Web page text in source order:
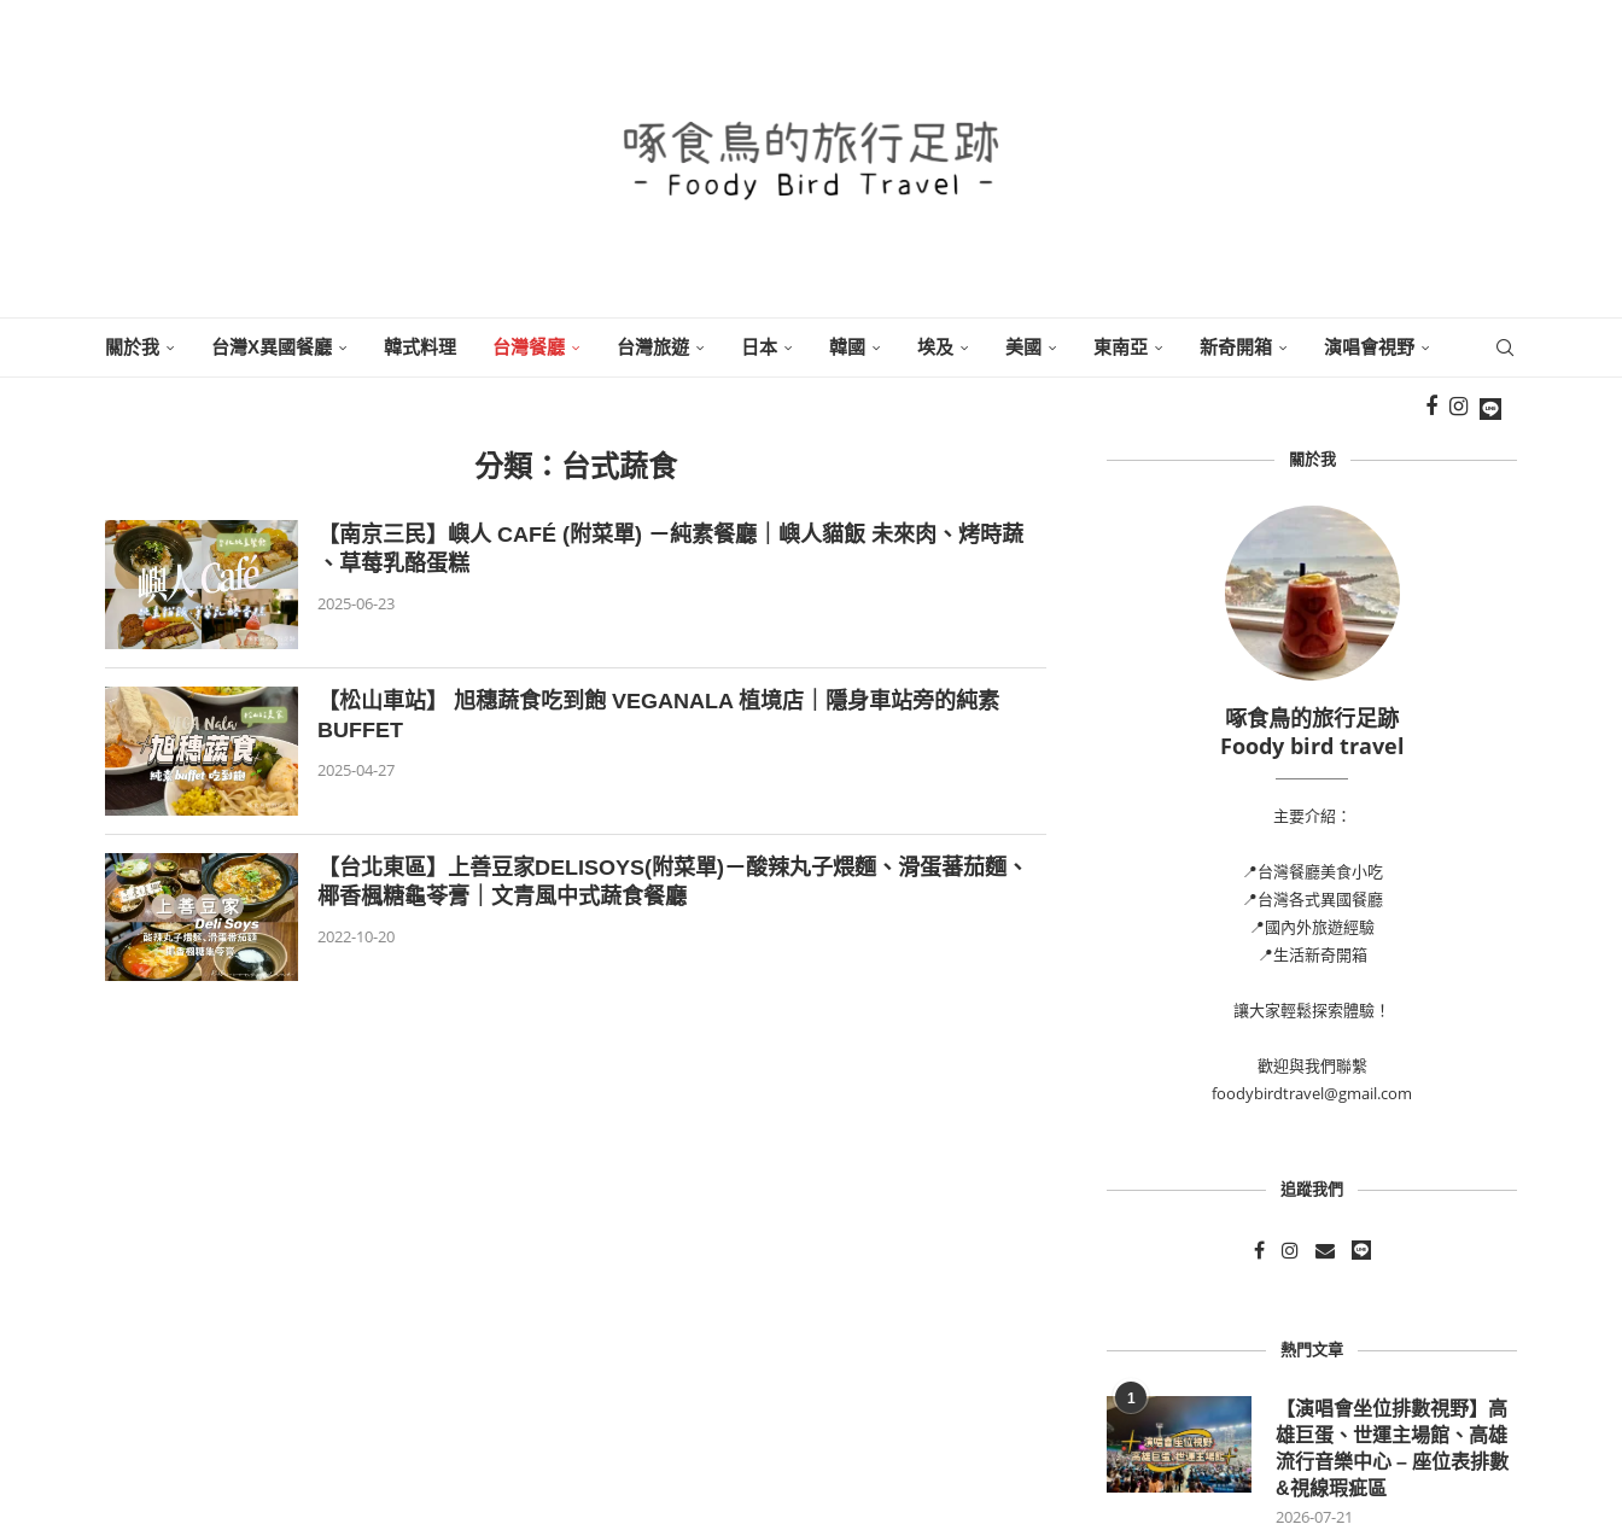
關於我 台灣X異國餐廳 韓式料理 台灣餐廳 台灣旅遊 日本 韓國 埃及 美國 東南亞 新奇開箱 演唱會視野
分類： 台式蔬食
【南京三民】嶼人 CAFÉ (附菜單) －純素餐廳｜嶼人貓飯 未來肉、烤時蔬
、草莓乳酪蛋糕
2025-06-23
【松山車站】 旭穗蔬食吃到飽 VEGANALA 植境店｜隱身車站旁的純素
BUFFET
2025-04-27
【台北東區】上善豆家DELISOYS(附菜單)－酸辣丸子煨麵、滑蛋蕃茄麵、
椰香楓糖龜苓膏｜文青風中式蔬食餐廳
2022-10-20
關於我
啄食鳥的旅行足跡
Foody bird travel
主要介紹：
📍台灣餐廳美食小吃
📍台灣各式異國餐廳
📍國內外旅遊經驗
📍生活新奇開箱
讓大家輕鬆探索體驗！
歡迎與我們聯繫
foodybirdtravel@gmail.com
追蹤我們
熱門文章
1
【演唱會坐位排數視野】高
雄巨蛋、世運主場館、高雄
流行音樂中心 – 座位表排數
&視線瑕疵區
2026-07-21